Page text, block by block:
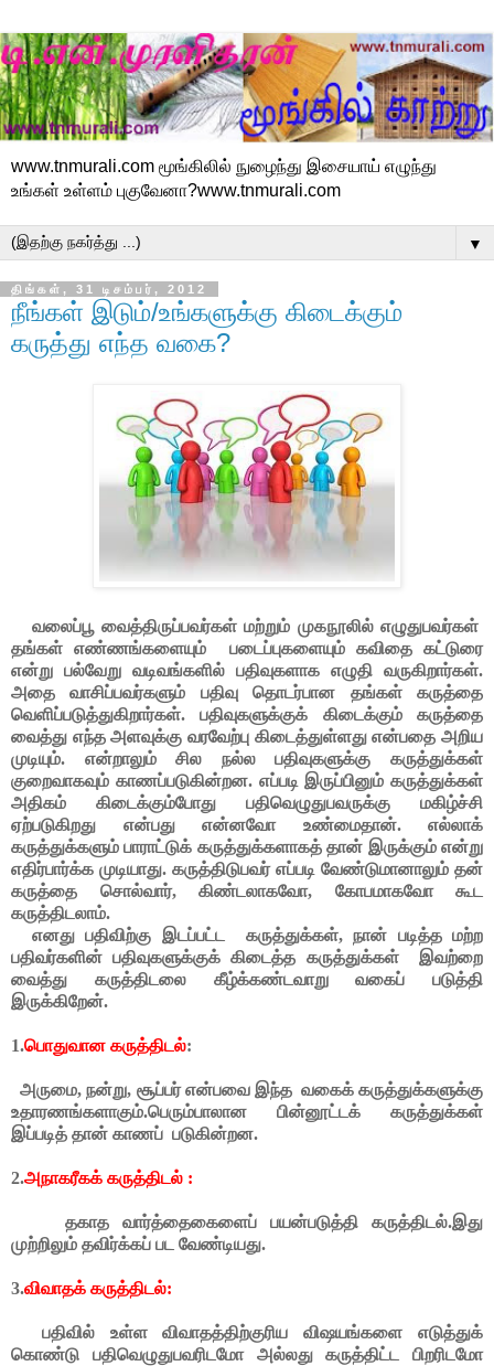
www.tnmurali.com மூங்கிலில் நுழைந்து இசையாய் எழுந்து
உங்கள் உள்ளம் புகுவேனா?www.tnmurali.com
▼
திங்கள், 31 டிசம்பர், 2012
நீங்கள் இடும்/உங்களுக்கு கிடைக்கும்
கருத்து எந்த வகை?
வலைப்பூ வைத்திருப்பவர்கள் மற்றும் முகநூலில் எழுதுபவர்கள்
தங்கள்
எண்ணங்களையும் படைப்புகளையும் கவிதை
கட்டுரை
என்று பல்வேறு வடிவங்களில் பதிவுகளாக எழுதி வருகிறார்கள்.
அதை
வாசிப்பவர்களும் பதிவு தொடர்பான தங்கள்
கருத்தை
வெளிப்படுத்துகிறார்கள்.பதிவுகளுக்குக் கிடைக்கும்
கருத்தை
வைத்து எந்த அளவுக்கு வரவேற்பு கிடைத்துள்ளது என்பதை அறிய
முடியும். என்றாலும் சில நல்ல பதிவுகளுக்கு
கருத்துக்கள்
குறைவாகவும் காணப்படுகின்றன. எப்படி இருப்பினும் கருத்துக்கள்
அதிகம்
கிடைக்கும்போது பதிவெழுதுபவருக்கு
மகிழ்ச்சி
ஏற்படுகிறது
என்பது என்னவோ உண்மைதான். எல்லாக்
கருத்துக்களும் பாராட்டுக் கருத்துக்களாகத் தான் இருக்கும் என்று
எதிர்பார்க்க முடியாது. கருத்திடுபவர் எப்படி வேண்டுமானாலும் தன்
கருத்தை
சொல்வார், கிண்டலாகவோ, கோபமாகவோ
கூட
கருத்திடலாம்.
எனது பதிவிற்கு இடப்பட்ட கருத்துக்கள்,நான் படித்த மற்ற
பதிவர்களின் பதிவுகளுக்குக் கிடைத்த கருத்துக்கள்
இவற்றை
வைத்து
கருத்திடலை கீழ்க்கண்டவாறு வகைப்
படுத்தி
இருக்கிறேன்.
1.பொதுவான கருத்திடல்:
அருமை,நன்று, சூப்பர் என்பவை இந்த வகைக் கருத்துக்களுக்கு
உதாரணங்களாகும்.பெரும்பாலான பின்னூட்டக்
கருத்துக்கள்
இப்படித் தான் காணப் படுகின்றன.
2.அநாகரீகக் கருத்திடல் :
தகாத வார்த்தைகைளைப் பயன்படுத்தி கருத்திடல்.இது
முற்றிலும் தவிர்க்கப் பட வேண்டியது.
3.விவாதக் கருத்திடல்:
பதிவில் உள்ள விவாதத்திற்குரிய விஷயங்களை
எடுத்துக்
கொண்டு
பதிவெழுதுபவரிடமோ அல்லது கருத்திட்ட
பிறரிடமோ